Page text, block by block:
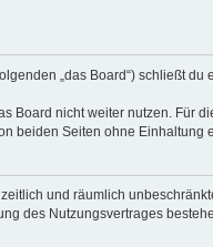
„das Board“) schließt
Board nicht weiter nutzen.
beiden Seiten ohne Einhaltung
und räumlich
des Nutzungsvertrages